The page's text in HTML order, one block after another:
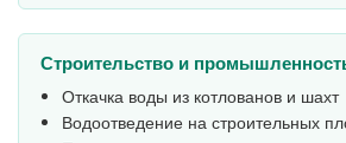
Строительство и
Откачка воды из котлованов и шахт
Водоотведение на строительных